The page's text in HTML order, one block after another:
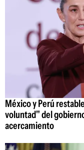
México y Perú
voluntad" del
acercamiento